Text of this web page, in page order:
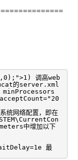
调高web
的server.xml
minProcessors
统网络配置，即在
中增加以下
最